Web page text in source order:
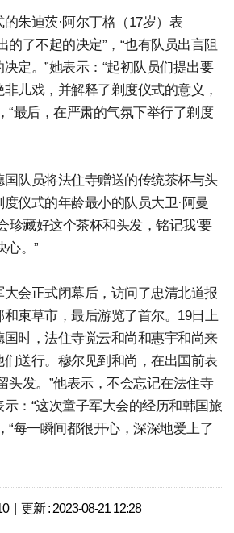
朱迪茨·阿尔丁格（17岁）表
的了不起的决定”，“也有队员出言阻
定。”她表示：“起初队员们提出要
儿戏，并解释了剃度仪式的意义，
“最后，在严肃的气氛下举行了剃度
队员将法住寺赠送的传统茶杯与头
仪式的年龄最小的队员大卫·阿曼
珍藏好这个茶杯和头发，铭记我‘要
心。”
会正式闭幕后，访问了忠清北道报
束草市，最后游览了首尔。19日上
时，法住寺觉云和尚和惠宇和尚来
送行。穆尔见到和尚，在出国前表
头发。”他表示，不会忘记在法住寺
：“这次童子军大会的经历和韩国旅
“每一瞬间都很开心，深深地爱上了
| 更新 : 2023-08-21 12:28